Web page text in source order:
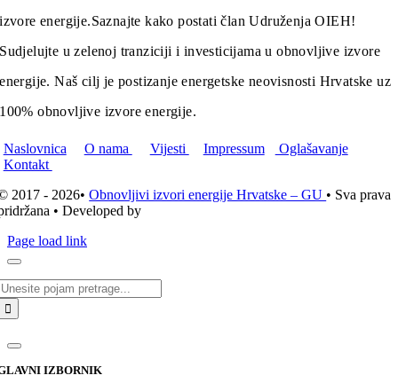
izvore energije.Saznajte kako postati član Udruženja OIEH!
Sudjelujte u zelenoj tranziciji i investicijama u obnovljive izvore
energije. Naš cilj je postizanje energetske neovisnosti Hrvatske uz
100% obnovljive izvore energije.
Naslovnica O nama Vijesti Impressum
Oglašavanje
Kontakt
2017 - 2026•Obnovljivi izvori energije Hrvatske – GU • Sva prava
• Developed by
Page load link
IZBORNIK